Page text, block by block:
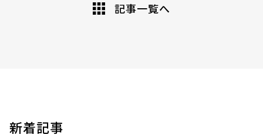
記事一覧へ
新着記事